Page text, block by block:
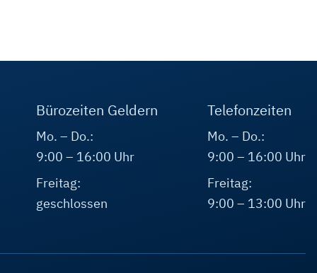
Bürozeiten Geldern
Mo. – Do.:
9:00 – 16:00 Uhr
Freitag:
geschlossen
Telefonzeiten
Mo. – Do.:
9:00 – 16:00 Uhr
Freitag:
9:00 – 13:00 Uhr